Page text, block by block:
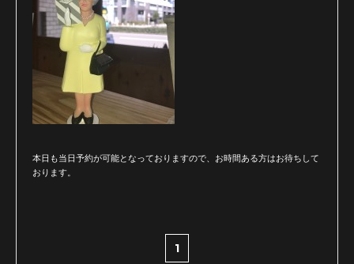
本日も当日予約が可能となっておりますので、お時間ある方はお待ちして
おります。
1